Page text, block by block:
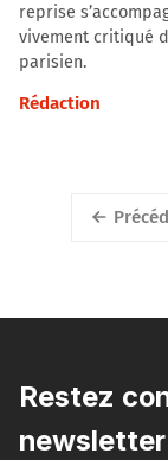
reprise
vivement critiqué
parisien.
Rédaction
Restez
newsletter